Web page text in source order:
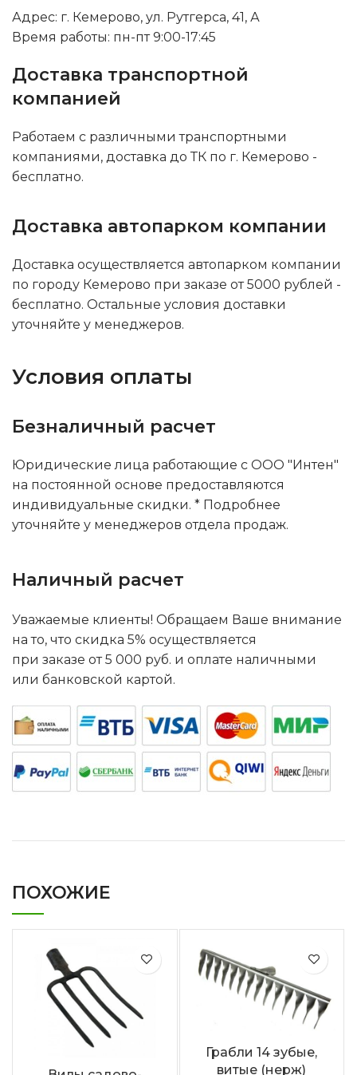
Адрес: г. Кемерово, ул. Рутгерса, 41, А
Время работы: пн-пт 9:00-17:45
Доставка транспортной
компанией
Работаем с различными транспортными
компаниями, доставка до ТК по г. Кемерово -
бесплатно.
Доставка автопарком компании
Доставка осуществляется автопарком компании
по городу Кемерово при заказе от 5000 рублей -
бесплатно. Остальные условия доставки
уточняйте у менеджеров.
Условия оплаты
Безналичный расчет
Юридические лица работающие с ООО "Интен"
на постоянной основе предоставляются
индивидуальные скидки. * Подробнее
уточняйте у менеджеров отдела продаж.
Наличный расчет
Уважаемые клиенты! Обращаем Ваше внимание
на то, что скидка 5% осуществляется
при заказе от 5 000 руб. и оплате наличными
или банковской картой.
ПОХОЖИЕ
Грабли 14 зубые,
витые (нерж)